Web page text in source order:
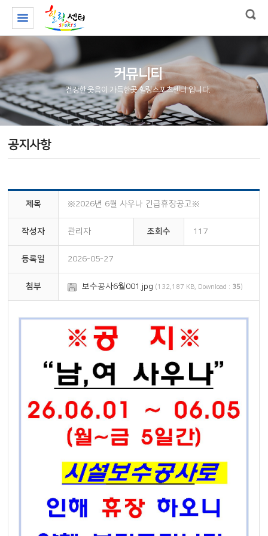
커뮤니티
건강한 웃음이 가득한곳 힐링스포츠센터 입니다.
공지사항
제목 ※2026년 6월 사우나 긴급휴장공고※
작성자 관리자 조회수 117
등록일 2026-05-27
첨부 보수공사6월001.jpg (132,187 KB, Download : 35)